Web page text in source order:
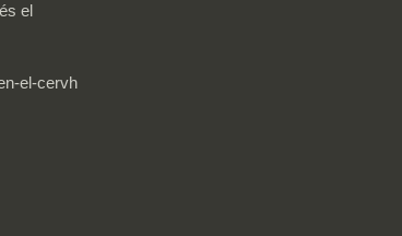
el
el-cervh